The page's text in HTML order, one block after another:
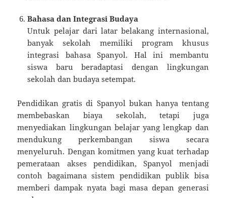
Bahasa dan Integrasi Budaya
Untuk pelajar dari latar belakang internasional,
banyak sekolah memiliki program khusus
integrasi bahasa Spanyol. Hal ini membantu
siswa baru beradaptasi dengan lingkungan
sekolah dan budaya setempat.
Pendidikan gratis di Spanyol bukan hanya tentang
membebaskan biaya sekolah, tetapi juga
menyediakan lingkungan belajar yang lengkap dan
mendukung perkembangan siswa secara
menyeluruh. Dengan komitmen yang kuat terhadap
pemerataan akses pendidikan, Spanyol menjadi
contoh bagaimana sistem pendidikan publik bisa
memberi dampak nyata bagi masa depan generasi